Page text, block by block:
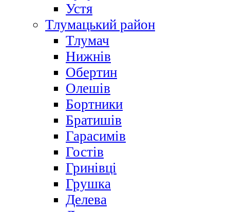
Устя
Тлумацький район
Тлумач
Нижнів
Обертин
Олешів
Бортники
Братишів
Гарасимів
Гостів
Гринівці
Грушка
Делева